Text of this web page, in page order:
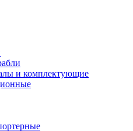
и комплектующие